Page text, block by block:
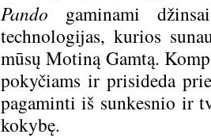
Pando gaminami
technologijas, kurios
mūsų Motiną Gamtą.
pokyčiams ir prisideda
pagaminti iš sunkesnio ir
kokybę.